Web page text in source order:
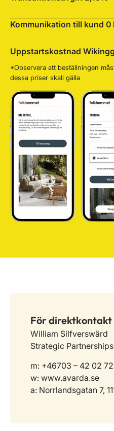
Kommunikation till kund 0
Uppstartskostnad
*Observera att beställningen
dessa priser skall gälla
För direktkontakt
William Silfverswärd
Strategic Partnerships
m: +46703 – 42 02 72
w: www.avarda.se
a: Norrlandsgatan 7,